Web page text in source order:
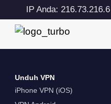
IP Anda: 216.73.216.6
Unduh VPN
iPhone VPN (iOS)